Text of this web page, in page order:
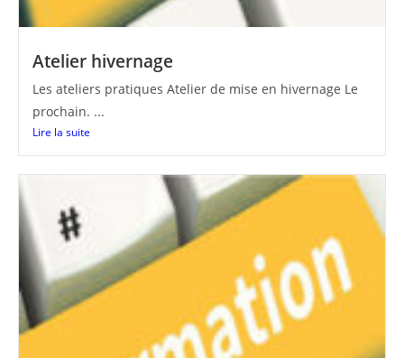
Atelier hivernage
Les ateliers pratiques Atelier de mise en hivernage Le
prochain. ...
Lire la suite